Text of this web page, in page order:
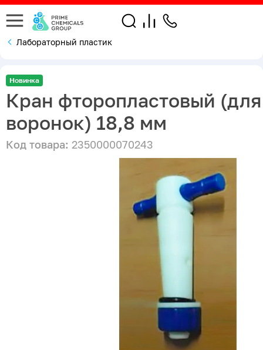
Лабораторный пластик
Новинка
Кран фторопластовый (для
воронок) 18,8 мм
Код товара: 2350000070243